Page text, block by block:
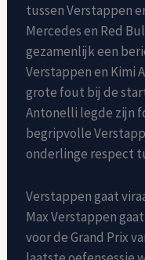
tussen Verstappen
Mercedes en Red
gezamenlijk een
Verstappen en Kimi
grote fout bij de
Antonelli legde zijn
begripvolle
onderlinge respect
Verstappen gaat
Max Verstappen
voor de Grand Prix